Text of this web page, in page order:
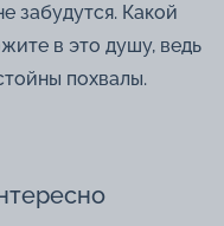
забудутся. Какой
в это душу, ведь
похвалы.